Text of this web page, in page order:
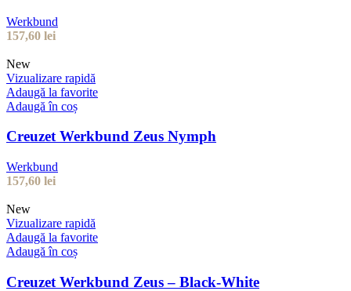
Werkbund
157,60 lei
New
Vizualizare rapidă
Adaugă la favorite
Adaugă în coș
Creuzet Werkbund Zeus Nymph
Werkbund
157,60 lei
New
Vizualizare rapidă
Adaugă la favorite
Adaugă în coș
Creuzet Werkbund Zeus – Black-White